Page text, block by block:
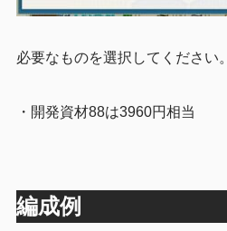
必要なものを選択してください。
・開発資材88は3960円相当
編成例